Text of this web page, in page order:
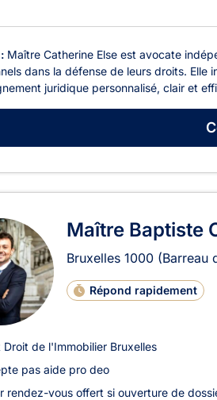
Maître Catherine Else est avocate
dans la défense de leurs droits.
juridique personnalisé, clair et
Maître Baptiste
Bruxelles 1000 (Barreau
Répond rapidement
Droit de l'Immobilier Bruxelles
pas aide pro deo
rendez-vous offert si ouverture de